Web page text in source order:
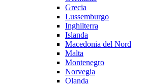
Grecia
Lussemburgo
Inghilterra
Islanda
Macedonia del Nord
Malta
Montenegro
Norvegia
Olanda